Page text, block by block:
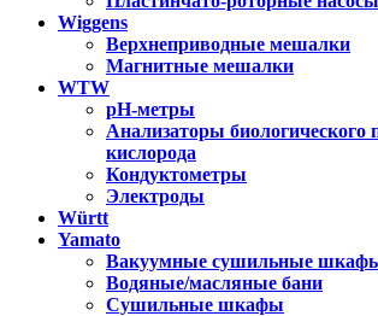
Wiggens
Верхнеприводные мешалки
Магнитные мешалки
WTW
pH-метры
Анализаторы биологического
кислорода
Кондуктометры
Электроды
Württ
Yamato
Вакуумные сушильные
Водяные/масляные бани
Сушильные шкафы